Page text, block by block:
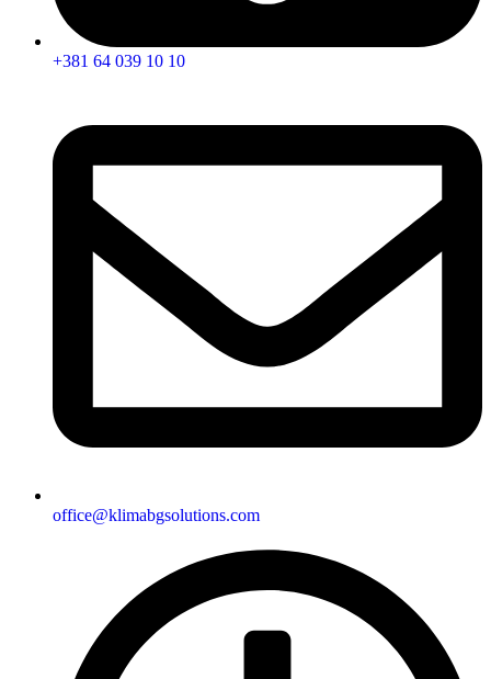
+381 64 039 10 10
office@klimabgsolutions.com